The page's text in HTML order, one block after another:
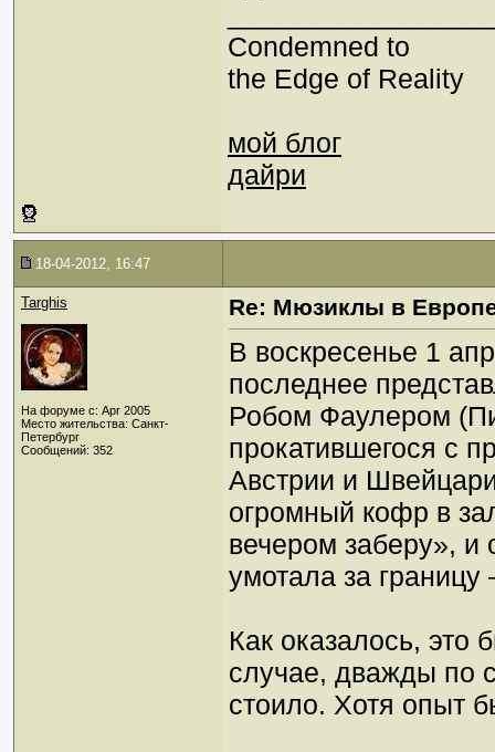
Condemned to
the Edge of Reality
мой блог
дайри
18-04-2012, 16:47
Targhis
На форуме с: Apr 2005
Место жительства: Санкт-
Петербург
Сообщений: 352
Re: Мюзиклы в
В воскресенье 1
последнее
Робом Фаулером
прокатившегося с
Австрии и
огромный кофр в
вечером заберу»,
умотала за границу
Как оказалось,
случае, дважды по
стоило. Хотя опыт